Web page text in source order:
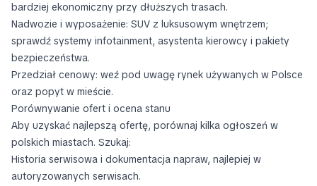
bardziej ekonomiczny przy dłuższych trasach.
Nadwozie i wyposażenie: SUV z luksusowym wnętrzem;
sprawdź systemy infotainment, asystenta kierowcy i pakiety
bezpieczeństwa.
Przedział cenowy: weź pod uwagę rynek używanych w Polsce
oraz popyt w mieście.
Porównywanie ofert i ocena stanu
Aby uzyskać najlepszą ofertę, porównaj kilka ogłoszeń w
polskich miastach. Szukaj:
Historia serwisowa i dokumentacja napraw, najlepiej w
autoryzowanych serwisach.